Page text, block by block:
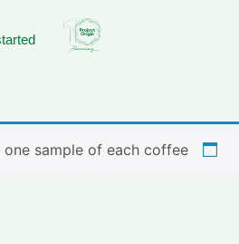
sample of each coffee (: